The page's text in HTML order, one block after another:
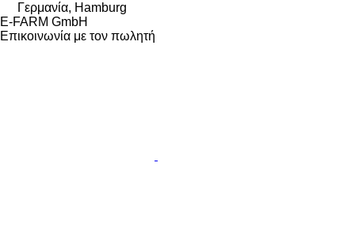
Γερμανία, Hamburg
E-FARM GmbH
Επικοινωνία με τον πωλητή